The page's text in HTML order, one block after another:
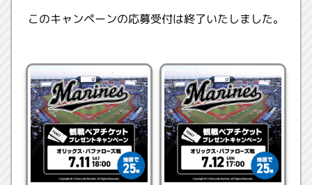
・紙チケットをお送りします。
※6/3(水) 「チケットについて」に座席情報を追加いたしまし
た。
【目次】
このキャンペーンの応募受付は終了いたしました。